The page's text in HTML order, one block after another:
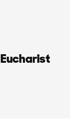
Eucharist